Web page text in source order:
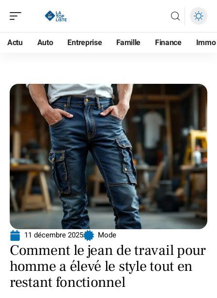
Actu Auto Entreprise Famille Finance Immo
11 décembre 2025 Mode
Comment le jean de travail pour
homme a élevé le style tout en
restant fonctionnel